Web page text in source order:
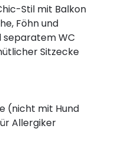
Stil mit Balkon
Föhn und
separatem WC
Sitzecke
(nicht mit Hund
Allergiker